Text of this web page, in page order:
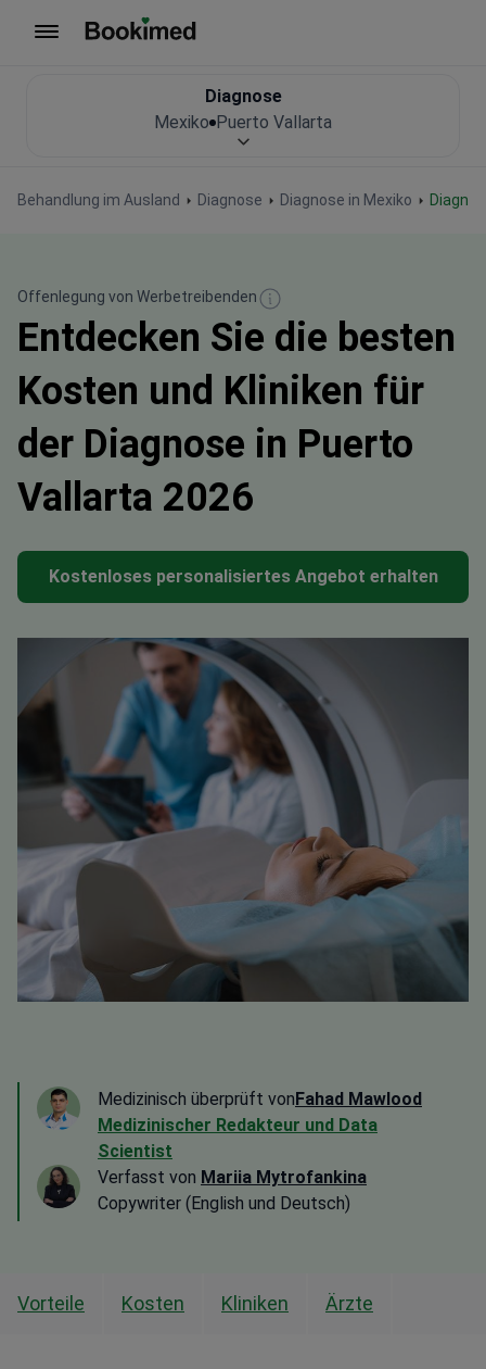
Behandlung im Ausland Diagnose Diagnose in Mexiko
Diagnose
Mexiko Puerto Vallarta
Offenlegung von Werbetreibenden
Entdecken Sie die besten
Kosten und Kliniken für
der Diagnose in Puerto
Vallarta 2026
Kostenloses personalisiertes Angebot erhalten
Medizinisch überprüft vonFahad Mawlood
Medizinischer Redakteur und Data
Scientist
Verfasst von Mariia Mytrofankina
Copywriter (English und Deutsch)
Vorteile Kosten Kliniken Ärzte